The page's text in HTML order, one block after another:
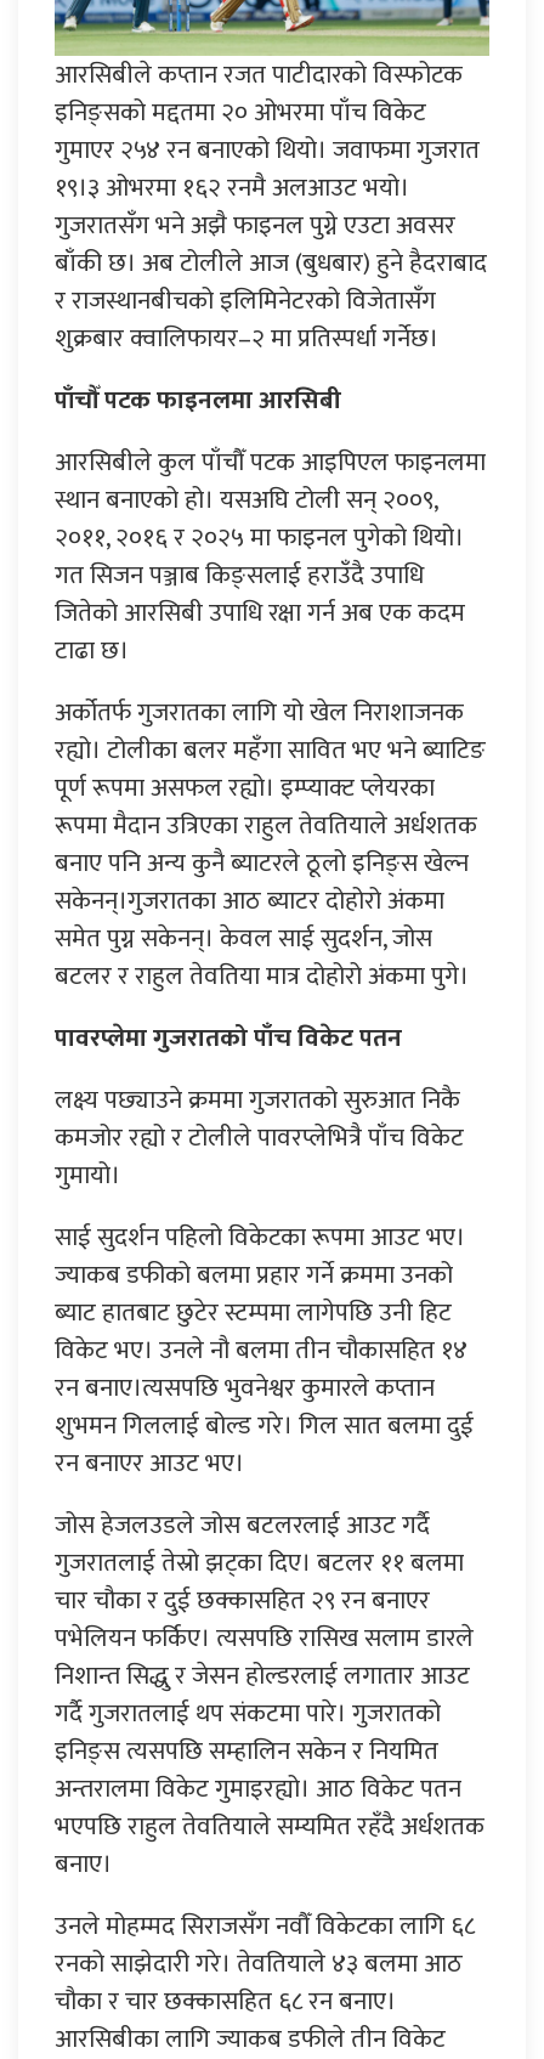
आरसिबीले कप्तान रजत पाटीदारको विस्फोटक
इनिङ्सको मद्दतमा २० ओभरमा पाँच विकेट
गुमाएर २५४ रन बनाएको थियो। जवाफमा गुजरात
१९।३ ओभरमा १६२ रनमै अलआउट भयो।
गुजरातसँग भने अझै फाइनल पुग्ने एउटा अवसर
बाँकी छ। अब टोलीले आज (बुधबार) हुने हैदराबाद
र राजस्थानबीचको इलिमिनेटरको विजेतासँग
शुक्रबार क्वालिफायर–२ मा प्रतिस्पर्धा गर्नेछ।
पाँचौँ पटक फाइनलमा आरसिबी
आरसिबीले कुल पाँचौँ पटक आइपिएल फाइनलमा
स्थान बनाएको हो। यसअघि टोली सन् २००९,
२०११, २०१६ र २०२५ मा फाइनल पुगेको थियो।
गत सिजन पञ्जाब किङ्सलाई हराउँदै उपाधि
जितेको आरसिबी उपाधि रक्षा गर्न अब एक कदम
टाढा छ।
अर्कोतर्फ गुजरातका लागि यो खेल निराशाजनक
रह्यो। टोलीका बलर महँगा सावित भए भने ब्याटिङ
पूर्ण रूपमा असफल रह्यो। इम्प्याक्ट प्लेयरका
रूपमा मैदान उत्रिएका राहुल तेवतियाले अर्धशतक
बनाए पनि अन्य कुनै ब्याटरले ठूलो इनिङ्स खेल्न
सकेनन्।गुजरातका आठ ब्याटर दोहोरो अंकमा
समेत पुग्न सकेनन्। केवल साई सुदर्शन, जोस
बटलर र राहुल तेवतिया मात्र दोहोरो अंकमा पुगे।
पावरप्लेमा गुजरातको पाँच विकेट पतन
लक्ष्य पछ्याउने क्रममा गुजरातको सुरुआत निकै
कमजोर रह्यो र टोलीले पावरप्लेभित्रै पाँच विकेट
गुमायो।
साई सुदर्शन पहिलो विकेटका रूपमा आउट भए।
ज्याकब डफीको बलमा प्रहार गर्ने क्रममा उनको
ब्याट हातबाट छुटेर स्टम्पमा लागेपछि उनी हिट
विकेट भए। उनले नौ बलमा तीन चौकासहित १४
रन बनाए।त्यसपछि भुवनेश्वर कुमारले कप्तान
शुभमन गिललाई बोल्ड गरे। गिल सात बलमा दुई
रन बनाएर आउट भए।
जोस हेजलउडले जोस बटलरलाई आउट गर्दै
गुजरातलाई तेस्रो झट्का दिए। बटलर ११ बलमा
चार चौका र दुई छक्कासहित २९ रन बनाएर
पभेलियन फर्किए। त्यसपछि रासिख सलाम डारले
निशान्त सिद्धु र जेसन होल्डरलाई लगातार आउट
गर्दै गुजरातलाई थप संकटमा पारे। गुजरातको
इनिङ्स त्यसपछि सम्हालिन सकेन र नियमित
अन्तरालमा विकेट गुमाइरह्यो। आठ विकेट पतन
भएपछि राहुल तेवतियाले सम्यमित रहँदै अर्धशतक
बनाए।
उनले मोहम्मद सिराजसँग नवौँ विकेटका लागि ६८
रनको साझेदारी गरे। तेवतियाले ४३ बलमा आठ
चौका र चार छक्कासहित ६८ रन बनाए।
आरसिबीका लागि ज्याकब डफीले तीन विकेट